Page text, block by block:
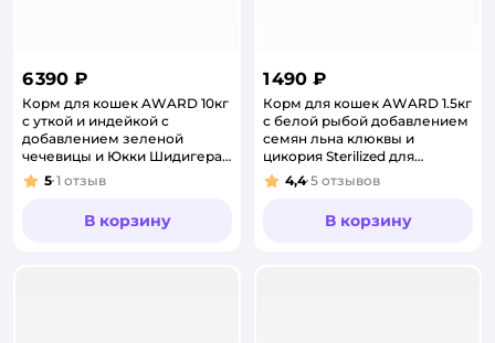
6 390 ₽
Корм для кошек AWARD 10кг
с уткой и индейкой с
добавлением зеленой
чечевицы и Юкки Шидигера
hairball Indoor для выведения
шерсти
Рейтинг:
5 1 отзыв
В корзину
1 490 ₽
Корм для кошек AWARD 1.5кг
с белой рыбой добавлением
семян льна клюквы и
цикория Sterilized для
взрослых стерилизованных
сухой
Рейтинг:
4,4 5 отзывов
В корзину